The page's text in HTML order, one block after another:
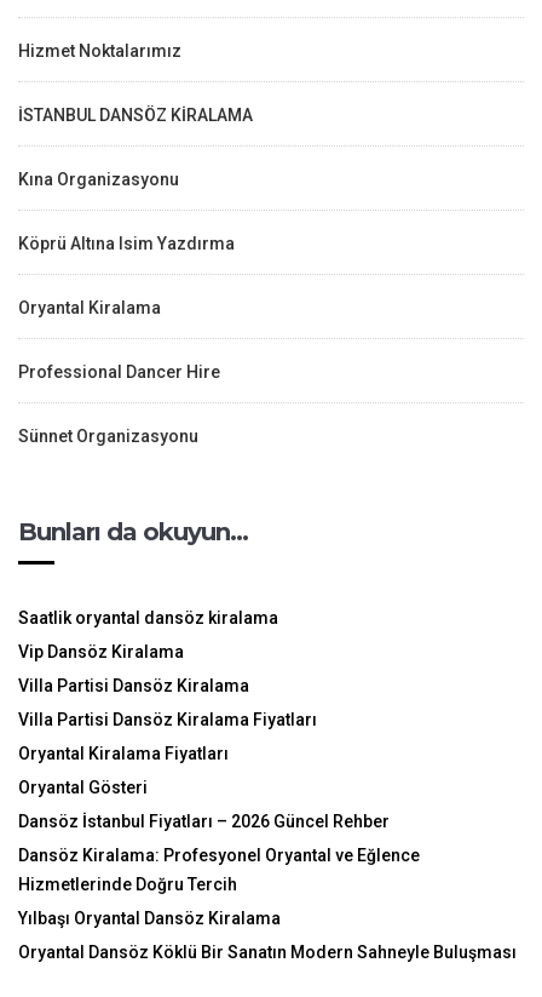
Hizmet Noktalarımız
İSTANBUL DANSÖZ KİRALAMA
Kına Organizasyonu
Köprü Altına Isim Yazdırma
Oryantal Kiralama
Professional Dancer Hire
Sünnet Organizasyonu
Bunları da okuyun…
Saatlik oryantal dansöz kiralama
Vip Dansöz Kiralama
Villa Partisi Dansöz Kiralama
Villa Partisi Dansöz Kiralama Fiyatları
Oryantal Kiralama Fiyatları
Oryantal Gösteri
Dansöz İstanbul Fiyatları – 2026 Güncel Rehber
Dansöz Kiralama: Profesyonel Oryantal ve Eğlence
Hizmetlerinde Doğru Tercih
Yılbaşı Oryantal Dansöz Kiralama
Oryantal Dansöz Köklü Bir Sanatın Modern Sahneyle Buluşması